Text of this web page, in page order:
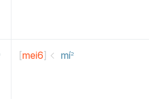
[mei6] mí꜅